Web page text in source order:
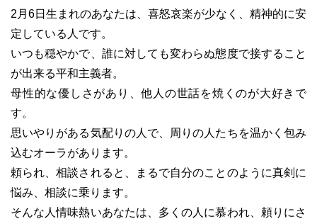
2月6日生まれのあなたは、喜怒哀楽が少なく、精神的に安
定している人です。
いつも穏やかで、誰に対しても変わらぬ態度で接すること
が出来る平和主義者。
母性的な優しさがあり、他人の世話を焼くのが大好きで
す。
思いやりがある気配りの人で、周りの人たちを温かく包み
込むオーラがあります。
頼られ、相談されると、まるで自分のことのように真剣に
悩み、相談に乗ります。
そんな人情味熱いあなたは、多くの人に慕われ、頼りにさ